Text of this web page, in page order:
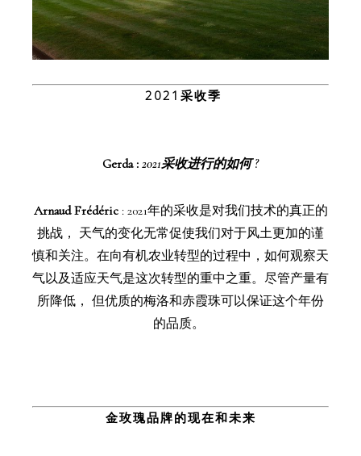
2021 采收季
Gerda : 2021采收进行的如何 ?
Arnaud Frédéric : 2021年的采收是对我们技术的真正的
挑战， 天气的变化无常促使我们对于风土更加的谨
慎和关注。在向有机农业转型的过程中，如何观察天
气以及适应天气是这次转型的重中之重。尽管产量有
所降低， 但优质的梅洛和赤霞珠可以保证这个年份
的品质。
金玫瑰品牌的现在和未来